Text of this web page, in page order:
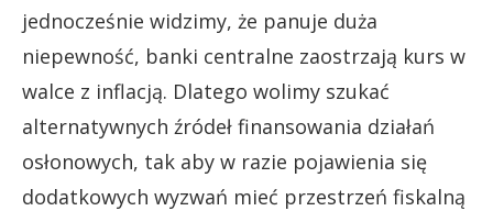
jednocześnie widzimy, że panuje duża
niepewność, banki centralne zaostrzają kurs w
walce z inflacją. Dlatego wolimy szukać
alternatywnych źródeł finansowania działań
osłonowych, tak aby w razie pojawienia się
dodatkowych wyzwań mieć przestrzeń fiskalną